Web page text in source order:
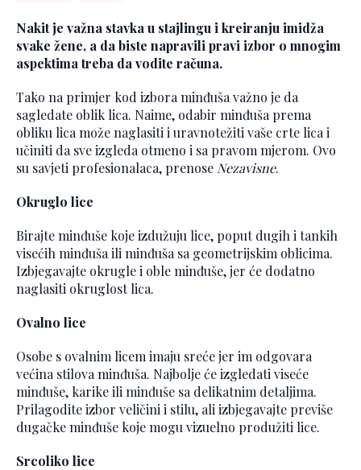
Nakit je važna stavka u stajlingu i kreiranju imidža
svake žene, a da biste napravili pravi izbor o mnogim
aspektima treba da vodite računa.
Tako na primjer kod izbora minđuša važno je da
sagledate oblik lica. Naime, odabir minđuša prema
obliku lica može naglasiti i uravnotežiti vaše crte lica i
učiniti da sve izgleda otmeno i sa pravom mjerom. Ovo
su savjeti profesionalaca, prenose Nezavisne.
Okruglo lice
Birajte minđuše koje izdužuju lice, poput dugih i tankih
visećih minđuša ili minđuša sa geometrijskim oblicima.
Izbjegavajte okrugle i oble minđuše, jer će dodatno
naglasiti okruglost lica.
Ovalno lice
Osobe s ovalnim licem imaju sreće jer im odgovara
većina stilova minđuša. Najbolje će izgledati viseće
minđuše, karike ili minđuše sa delikatnim detaljima.
Prilagodite izbor veličini i stilu, ali izbjegavajte previše
dugačke minđuše koje mogu vizuelno produžiti lice.
Srcoliko lice